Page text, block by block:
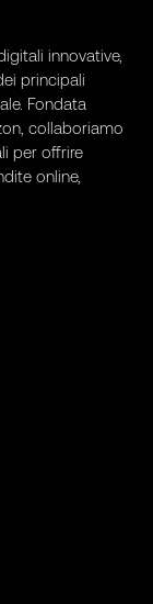
innovative,
principali
Fondata
collaboriamo
per offrire
online,